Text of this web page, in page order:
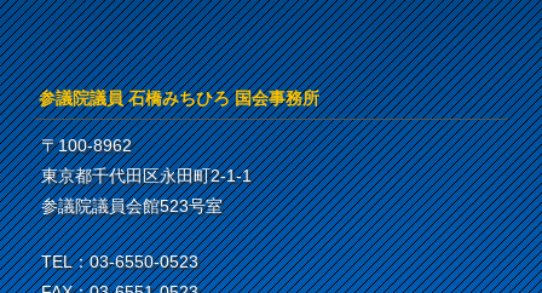
参議院議員 石橋みちひろ 国会事務所
〒100-8962
東京都千代田区永田町2-1-1
参議院議員会館523号室
TEL：03-6550-0523